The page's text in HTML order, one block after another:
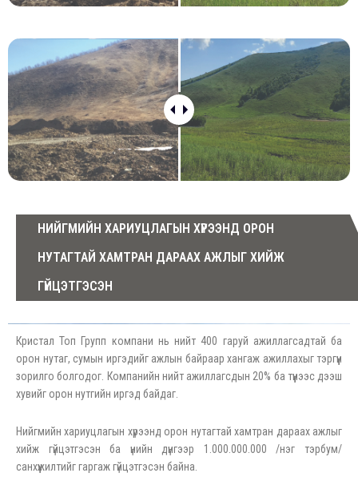
НИЙГМИЙН ХАРИУЦЛАГЫН ХҮРЭЭНД ОРОН
НУТАГТАЙ ХАМТРАН ДАРААХ АЖЛЫГ ХИЙЖ
ГҮЙЦЭТГЭСЭН
Кристал Топ Групп компани нь нийт 400 гаруй ажиллагсадтай ба
орон нутаг, сумын иргэдийг ажлын байраар хангаж ажиллахыг тэргүүн
зорилго болгодог. Компанийн нийт ажиллагсдын 20% ба түүнээс дээш
хувийг орон нутгийн иргэд байдаг.
Нийгмийн хариуцлагын хүрээнд орон нутагтай хамтран дараах ажлыг
хийж гүйцэтгэсэн ба үнийн дүнгээр 1.000.000.000 /нэг тэрбум/
санхүүжилтийг гаргаж гүйцэтгэсэн байна.